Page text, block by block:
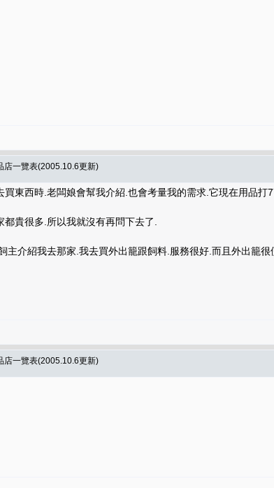
店一覽表(2005.10.6更新)
東西時.老闆娘會幫我介紹.也會考量我的需求.它現在用品打
貴很多.所以我就沒有再問下去了.
主介紹我去那家.我去買外出籠跟飼料.服務很好.而且外出籠
店一覽表(2005.10.6更新)